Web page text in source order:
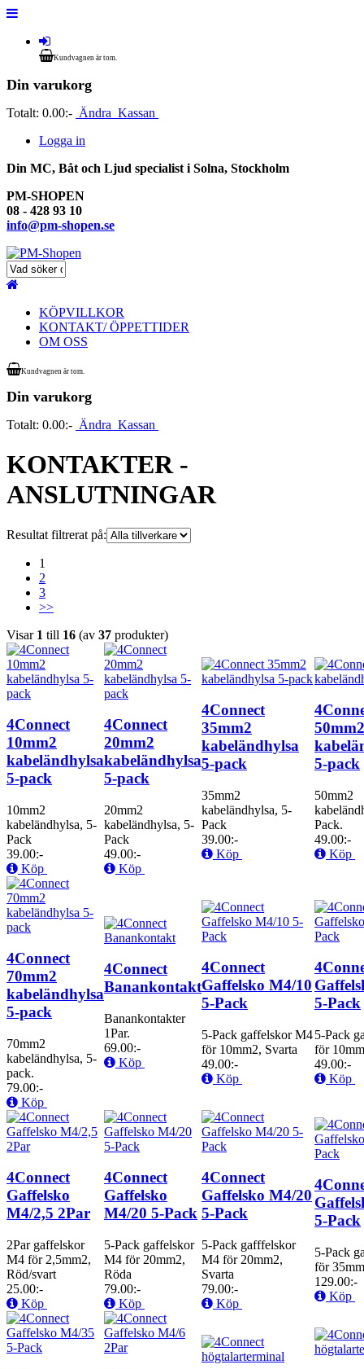
Kundvagnen är tom.
Din varukorg
Totalt: 0.00:- Ändra Kassan
Logga in
Din MC, Båt och Ljud specialist i Solna, Stockholm
PM-SHOPEN
08 - 428 93 10
info@pm-shopen.se
KÖPVILLKOR
KONTAKT/ ÖPPETTIDER
OM OSS
Kundvagnen är tom.
Din varukorg
Totalt: 0.00:- Ändra Kassan
KONTAKTER -
ANSLUTNINGAR
Resultat filtrerat på:
1
2
3
>>
Visar 1 till 16 (av 37 produkter)
4Connect
10mm2
kabeländhylsa
5-pack
10mm2
kabeländhylsa, 5-
Pack
39.00:-
Köp
4Connect
20mm2
kabeländhylsa
5-pack
20mm2
kabeländhylsa, 5-
Pack
49.00:-
Köp
4Connect
35mm2
kabeländhylsa
5-pack
35mm2
kabeländhylsa, 5-
Pack
39.00:-
Köp
50mm2
5-pack
50mm2
Pack.
49.00:-
Köp
4Connect
70mm2
kabeländhylsa
5-pack
70mm2
kabeländhylsa, 5-
pack.
79.00:-
Köp
4Connect
Banankontakt
Banankontakter
1Par.
69.00:-
Köp
4Connect
Gaffelsko M4/10
5-Pack
5-Pack gaffelskor M4
för 10mm2, Svarta
49.00:-
Köp
5-Pack
5-Pack
för
49.00:-
Köp
4Connect
Gaffelsko
M4/2,5 2Par
2Par gaffelskor
M4 för 2,5mm2,
Röd/svart
25.00:-
Köp
4Connect
Gaffelsko
M4/20 5-Pack
5-Pack gaffelskor
M4 för 20mm2,
Röda
79.00:-
Köp
4Connect
Gaffelsko M4/20
5-Pack
5-Pack gafffelskor
M4 för 20mm2,
Svarta
79.00:-
Köp
5-Pack
5-Pack
för
129.00:-
Köp